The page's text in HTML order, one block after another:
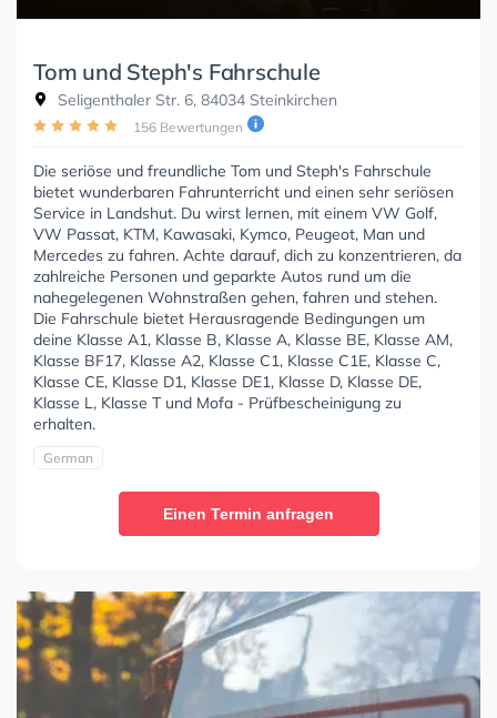
Tom und Steph's Fahrschule
Seligenthaler Str. 6, 84034 Steinkirchen
156 Bewertungen
Die seriöse und freundliche Tom und Steph's Fahrschule
bietet wunderbaren Fahrunterricht und einen sehr seriösen
Service in Landshut. Du wirst lernen, mit einem VW Golf,
VW Passat, KTM, Kawasaki, Kymco, Peugeot, Man und
Mercedes zu fahren. Achte darauf, dich zu konzentrieren, da
zahlreiche Personen und geparkte Autos rund um die
nahegelegenen Wohnstraßen gehen, fahren und stehen.
Die Fahrschule bietet Herausragende Bedingungen um
deine Klasse A1, Klasse B, Klasse A, Klasse BE, Klasse AM,
Klasse BF17, Klasse A2, Klasse C1, Klasse C1E, Klasse C,
Klasse CE, Klasse D1, Klasse DE1, Klasse D, Klasse DE,
Klasse L, Klasse T und Mofa - Prüfbescheinigung zu
erhalten.
German
Einen Termin anfragen